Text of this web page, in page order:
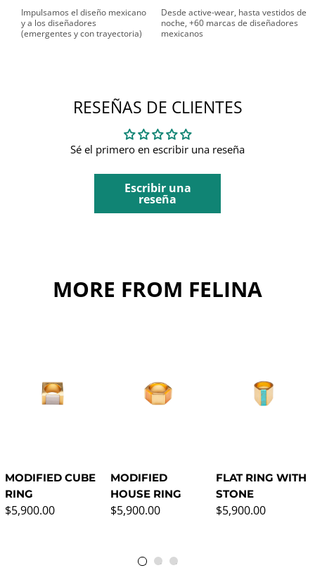
Impulsamos el diseño mexicano
y a los diseñadores
(emergentes y con trayectoria)
Desde active-wear, hasta vestidos de
noche, +60 marcas de diseñadores
mexicanos
RESEÑAS DE CLIENTES
Sé el primero en escribir una reseña
Escribir una
reseña
MORE FROM FELINA
MODIFIED CUBE
RING
Regular price
$5,900.00
MODIFIED
HOUSE RING
Regular price
$5,900.00
FLAT RING WITH
STONE
Regular price
$5,900.00